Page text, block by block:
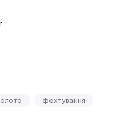
фехтування